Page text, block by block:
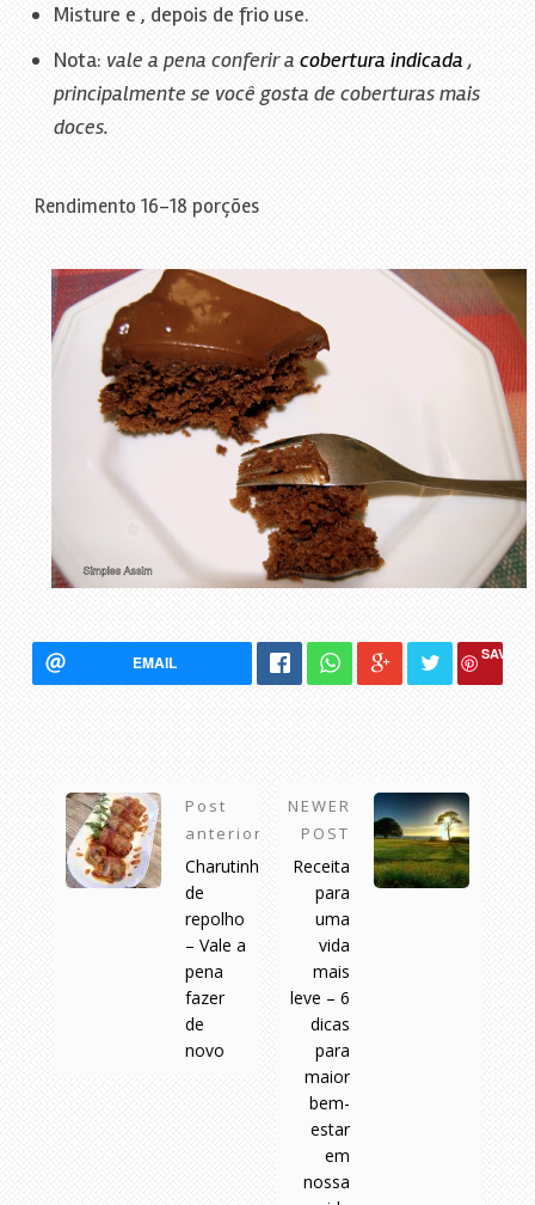
Misture e , depois de frio use.
Nota: vale a pena conferir a cobertura indicada ,
principalmente se você gosta de coberturas mais
doces.
Rendimento 16-18 porções
EMAIL SAVE
Post
anterior
Charutinho
de
repolho
– Vale a
pena
fazer
de
novo
NEWER
POST
Receita
para
uma
vida
mais
leve – 6
dicas
para
maior
bem-
estar
em
nossa